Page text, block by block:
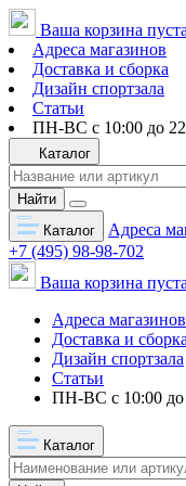
Ваша корзина пуста
Адреса магазинов
Доставка и сборка
Дизайн спортзала
Статьи
ПН-ВС с 10:00 до
Каталог
Найти
Каталог
Адреса
+7 (495) 98-98-702
Ваша корзина пуста
Адреса магазинов
Доставка и сборка
Дизайн спортзала
Статьи
ПН-ВС с 10:00 до
Каталог